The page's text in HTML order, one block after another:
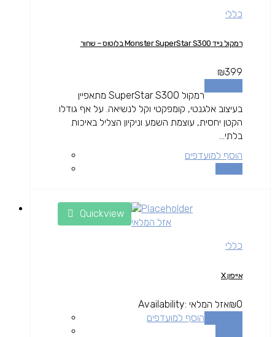
כללי
רמקול נייד Monster SuperStar S300 בלוטוס – שחור
₪399
רמקול SuperStar S300 מתאפיין
בעיצוב אלגנטי, קומפקטי וקל לנשיאה. על אף גודלו
הקטן יחסית, עוצמת השמע וניקיון הצליל באיכות
בלתי...
הוסף למועדפים
Quickview
אזל המלאי
כללי
אייפון X
₪0
Availability: אזל המלאי
הוסף למועדפים